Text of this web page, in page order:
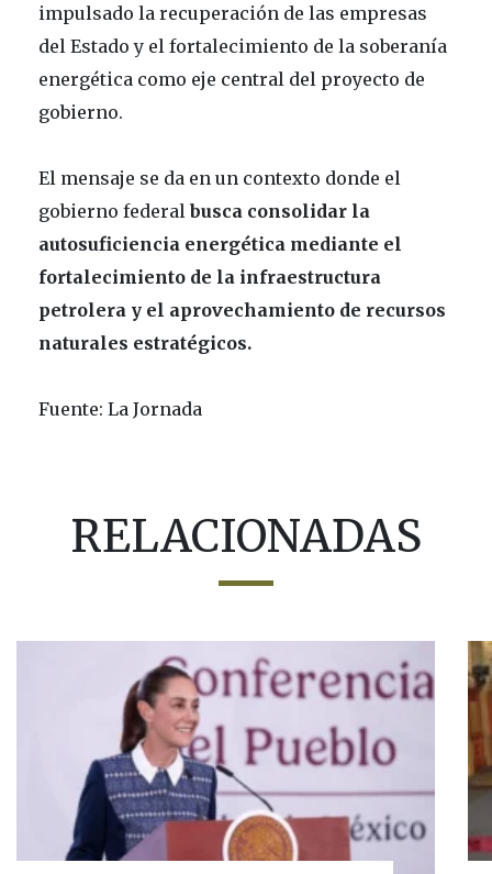
impulsado la recuperación de las empresas
del Estado y el fortalecimiento de la soberanía
energética como eje central del proyecto de
gobierno.
El mensaje se da en un contexto donde el
gobierno federalbusca consolidar la
autosuficiencia energética mediante el
fortalecimiento de la infraestructura
petrolera y el aprovechamiento de recursos
naturales estratégicos.
Fuente: La Jornada
RELACIONADAS